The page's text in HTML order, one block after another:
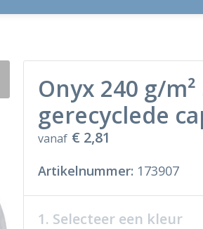
Onyx 240 g/
gerecyclede
vanaf € 2,81
Artikelnummer: 173907
1. Selecteer een kleur